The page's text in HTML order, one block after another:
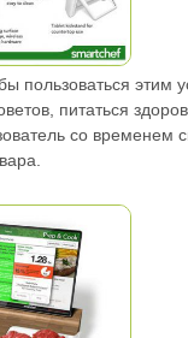
этим
питаться
со временем